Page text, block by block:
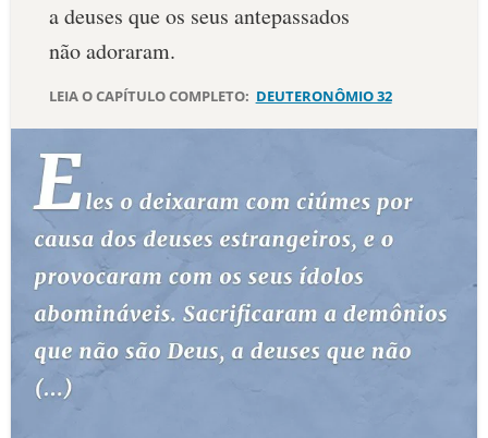
TEMAS
PERGUNTE À BÍBLIA
TERMO BÍBLICO JOGOS
LOJA BÍBLIAON
a deuses que os seus antepassados
não adoraram.
LEIA O CAPÍTULO COMPLETO: DEUTERONÔMIO 32